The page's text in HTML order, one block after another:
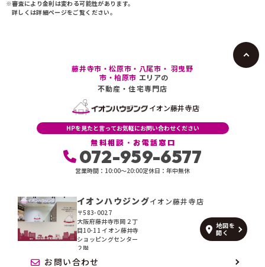
※審査により金利は変わる可能性があります。
詳しくは詳細ページをご覧ください。
藤井寺市・松原市・八尾市・ 羽曳野
市・柏原市 エリアの
不動産・住宅専門店
イオン藤井寺店
HPを見たと言ってお気軽にお問い合わせください
無料相談・お電話窓口
072-959-6577
営業時間：10:00〜20:00定休日：年中無休
イオンハウジングイオン藤井寺店
〒583-0027
大阪府藤井寺市岡２丁
目10-11 イオン藤井寺
ショッピングセンター
２階
地図を
開く
お問い合わせ